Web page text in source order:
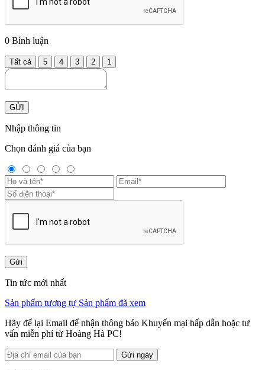
0 Bình luận
Tất cả 5 4 3 2 1
GỬI
Nhập thông tin
Chọn đánh giá của bạn
Gửi
Tin tức mới nhất
Sản phẩm tương tự Sản phẩm đã xem
Hãy để lại Email để nhận thông báo Khuyến mại hấp dẫn hoặc tư
vấn miễn phí từ Hoàng Hà PC!
Gửi ngay